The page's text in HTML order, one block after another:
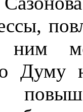
Думу